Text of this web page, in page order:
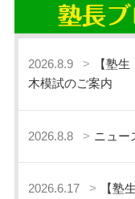
2026.8.9
【塾
木模試のご案内
2026.8.8 ニュー
2026.6.17
【塾